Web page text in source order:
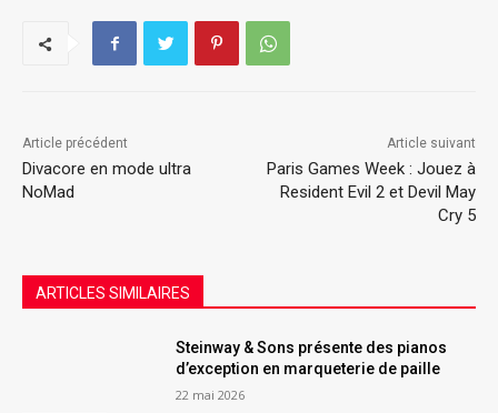
Article précédent
Divacore en mode ultra
NoMad
Article suivant
Paris Games Week : Jouez à
Resident Evil 2 et Devil May
Cry 5
ARTICLES SIMILAIRES
Steinway & Sons présente des pianos
d’exception en marqueterie de paille
22 mai 2026